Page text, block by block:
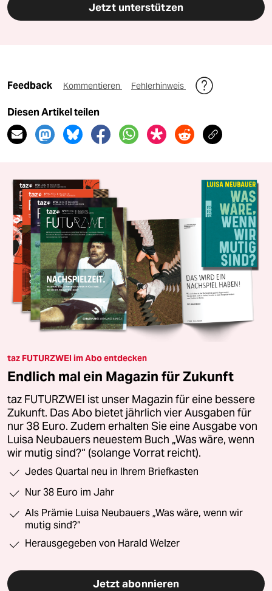
Jetzt unterstützen
Feedback Kommentieren Fehlerhinweis
Diesen Artikel teilen
taz FUTURZWEI im Abo entdecken
Endlich mal ein Magazin für Zukunft
taz FUTURZWEI ist unser Magazin für eine bessere
Zukunft. Das Abo bietet jährlich vier Ausgaben für
nur 38 Euro. Zudem erhalten Sie eine Ausgabe von
Luisa Neubauers neuestem Buch „Was wäre, wenn
wir mutig sind?“ (solange Vorrat reicht).
Jedes Quartal neu in Ihrem Briefkasten
Nur 38 Euro im Jahr
Als Prämie Luisa Neubauers „Was wäre, wenn wir
mutig sind?“
Herausgegeben von Harald Welzer
Jetzt abonnieren